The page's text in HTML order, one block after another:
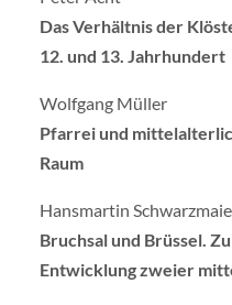
Das Verhältnis der
12. und 13. Jahrhundert
Wolfgang Müller
Pfarrei und
Raum
Hansmartin
Bruchsal und Brüssel.
Entwicklung zweier